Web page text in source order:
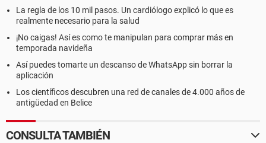
La regla de los 10 mil pasos. Un cardiólogo explicó lo que es
realmente necesario para la salud
¡No caigas! Así es como te manipulan para comprar más en
temporada navideña
Así puedes tomarte un descanso de WhatsApp sin borrar la
aplicación
Los científicos descubren una red de canales de 4.000 años de
antigüedad en Belice
CONSULTA TAMBIÉN